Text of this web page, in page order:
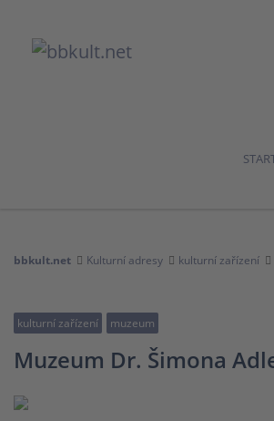
bbkult.net Kulturní adresy kulturní zařízení
kulturní zařízení muzeum
Muzeum Dr. Šimona